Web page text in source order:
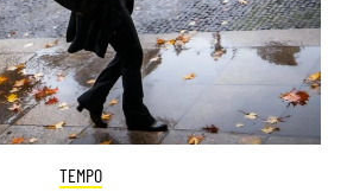
TEMPO